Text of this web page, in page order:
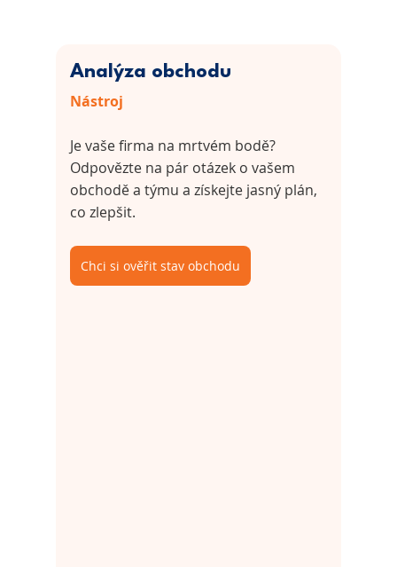
Analýza obchodu
Nástroj
Je vaše firma na mrtvém bodě?
Odpovězte na pár otázek o vašem
obchodě a týmu a získejte jasný plán,
co zlepšit.
Chci si ověřit stav obchodu